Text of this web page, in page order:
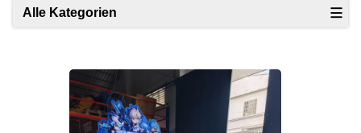
Alle Kategorien